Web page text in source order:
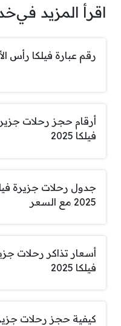
اقرأ المزيد في
رقم عبارة فيلكا رأس
أرقام حجز رحلات
فيلكا 2025
جدول رحلات جزيرة
2025 مع السعر
أسعار تذاكر رحلات
فيلكا 2025
كيفية حجز رحلات